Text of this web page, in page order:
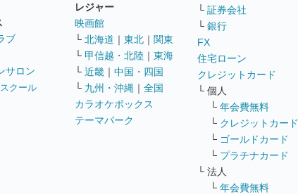
ブ
サロン
クール
レジャー
映画館
└ 北海道 ｜ 東北 ｜ 関東
└ 甲信越・北陸 ｜ 東海
└ 近畿 ｜ 中国・四国
└ 九州・沖縄 ｜ 全国
カラオケボックス
テーマパーク
└ 証券会社
└ 銀行
FX
住宅ローン
クレジットカード
└ 個人
└ 年会費無料
└ クレジットカード
└ ゴールドカード
└ プラチナカード
└ 法人
└ 年会費無料